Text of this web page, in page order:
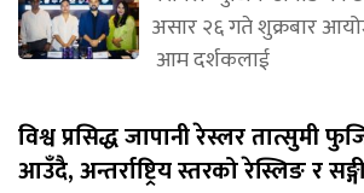
असार २६ गते शुक्रबार
आम दर्शकलाई
विश्व प्रसिद्ध जापानी रेस्लर तात्सुमी
आउँदै, अन्तर्राष्ट्रिय स्तरको रेस्लिङ र